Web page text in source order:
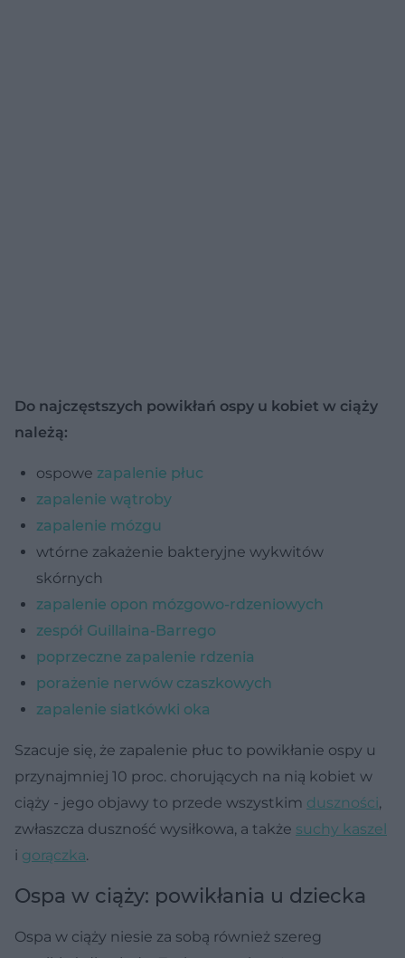
Do najczęstszych powikłań ospy u kobiet w ciąży
należą:
ospowe zapalenie płuc
zapalenie wątroby
zapalenie mózgu
wtórne zakażenie bakteryjne wykwitów
skórnych
zapalenie opon mózgowo-rdzeniowych
zespół Guillaina-Barrego
poprzeczne zapalenie rdzenia
porażenie nerwów czaszkowych
zapalenie siatkówki oka
Szacuje się, że zapalenie płuc to powikłanie ospy u
przynajmniej 10 proc. chorujących na nią kobiet w
ciąży - jego objawy to przede wszystkim duszności,
zwłaszcza duszność wysiłkowa, a także suchy kaszel
i gorączka.
Ospa w ciąży: powikłania u dziecka
Ospa w ciąży niesie za sobą również szereg